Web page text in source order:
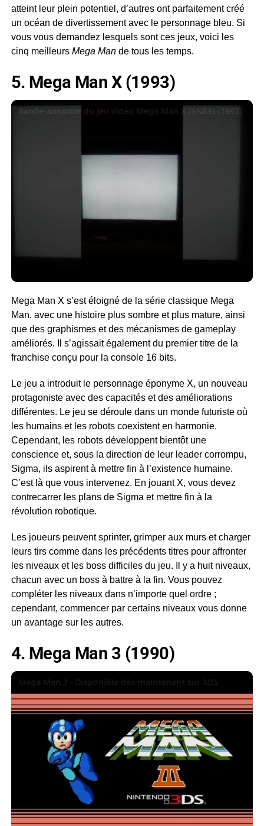
atteint leur plein potentiel, d’autres ont parfaitement créé
un océan de divertissement avec le personnage bleu. Si
vous vous demandez lesquels sont ces jeux, voici les
cinq meilleurs Mega Man de tous les temps.
5. Mega Man X (1993)
Bande-annonce du jeu vidéo Mega Man X (SNES) (1993)
Mega Man X s’est éloigné de la série classique Mega
Man, avec une histoire plus sombre et plus mature, ainsi
que des graphismes et des mécanismes de gameplay
améliorés. Il s’agissait également du premier titre de la
franchise conçu pour la console 16 bits.
Le jeu a introduit le personnage éponyme X, un nouveau
protagoniste avec des capacités et des améliorations
différentes. Le jeu se déroule dans un monde futuriste où
les humains et les robots coexistent en harmonie.
Cependant, les robots développent bientôt une
conscience et, sous la direction de leur leader corrompu,
Sigma, ils aspirent à mettre fin à l’existence humaine.
C’est là que vous intervenez. En jouant X, vous devez
contrecarrer les plans de Sigma et mettre fin à la
révolution robotique.
Les joueurs peuvent sprinter, grimper aux murs et charger
leurs tirs comme dans les précédents titres pour affronter
les niveaux et les boss difficiles du jeu. Il y a huit niveaux,
chacun avec un boss à battre à la fin. Vous pouvez
compléter les niveaux dans n’importe quel ordre ;
cependant, commencer par certains niveaux vous donne
un avantage sur les autres.
4. Mega Man 3 (1990)